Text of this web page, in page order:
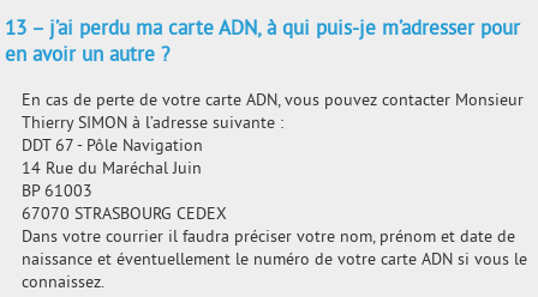
13 – j’ai perdu ma carte ADN, à qui puis-je m’adresser pour
en avoir un autre ?
En cas de perte de votre carte ADN, vous pouvez contacter Monsieur
Thierry SIMON à l’adresse suivante :
DDT 67 - Pôle Navigation
14 Rue du Maréchal Juin
BP 61003
67070 STRASBOURG CEDEX
Dans votre courrier il faudra préciser votre nom, prénom et date de
naissance et éventuellement le numéro de votre carte ADN si vous le
connaissez.